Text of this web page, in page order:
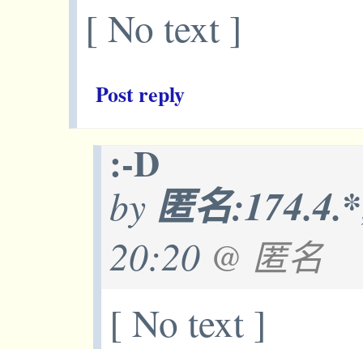
[ No text ]
Post reply
:-D
by 匿名:174.4.*
20:20 @ 匿名
[ No text ]